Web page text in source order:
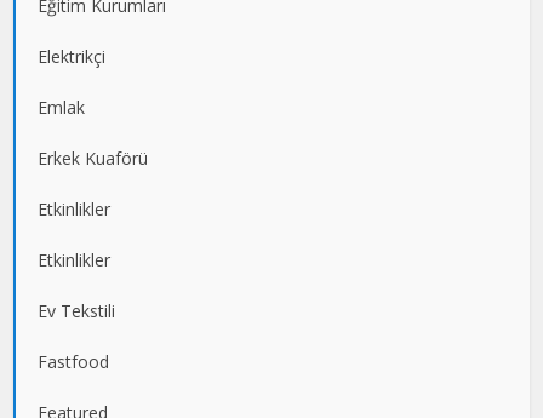
Eğitim Kurumları
Elektrikçi
Emlak
Erkek Kuaförü
Etkinlikler
Etkinlikler
Ev Tekstili
Fastfood
Featured